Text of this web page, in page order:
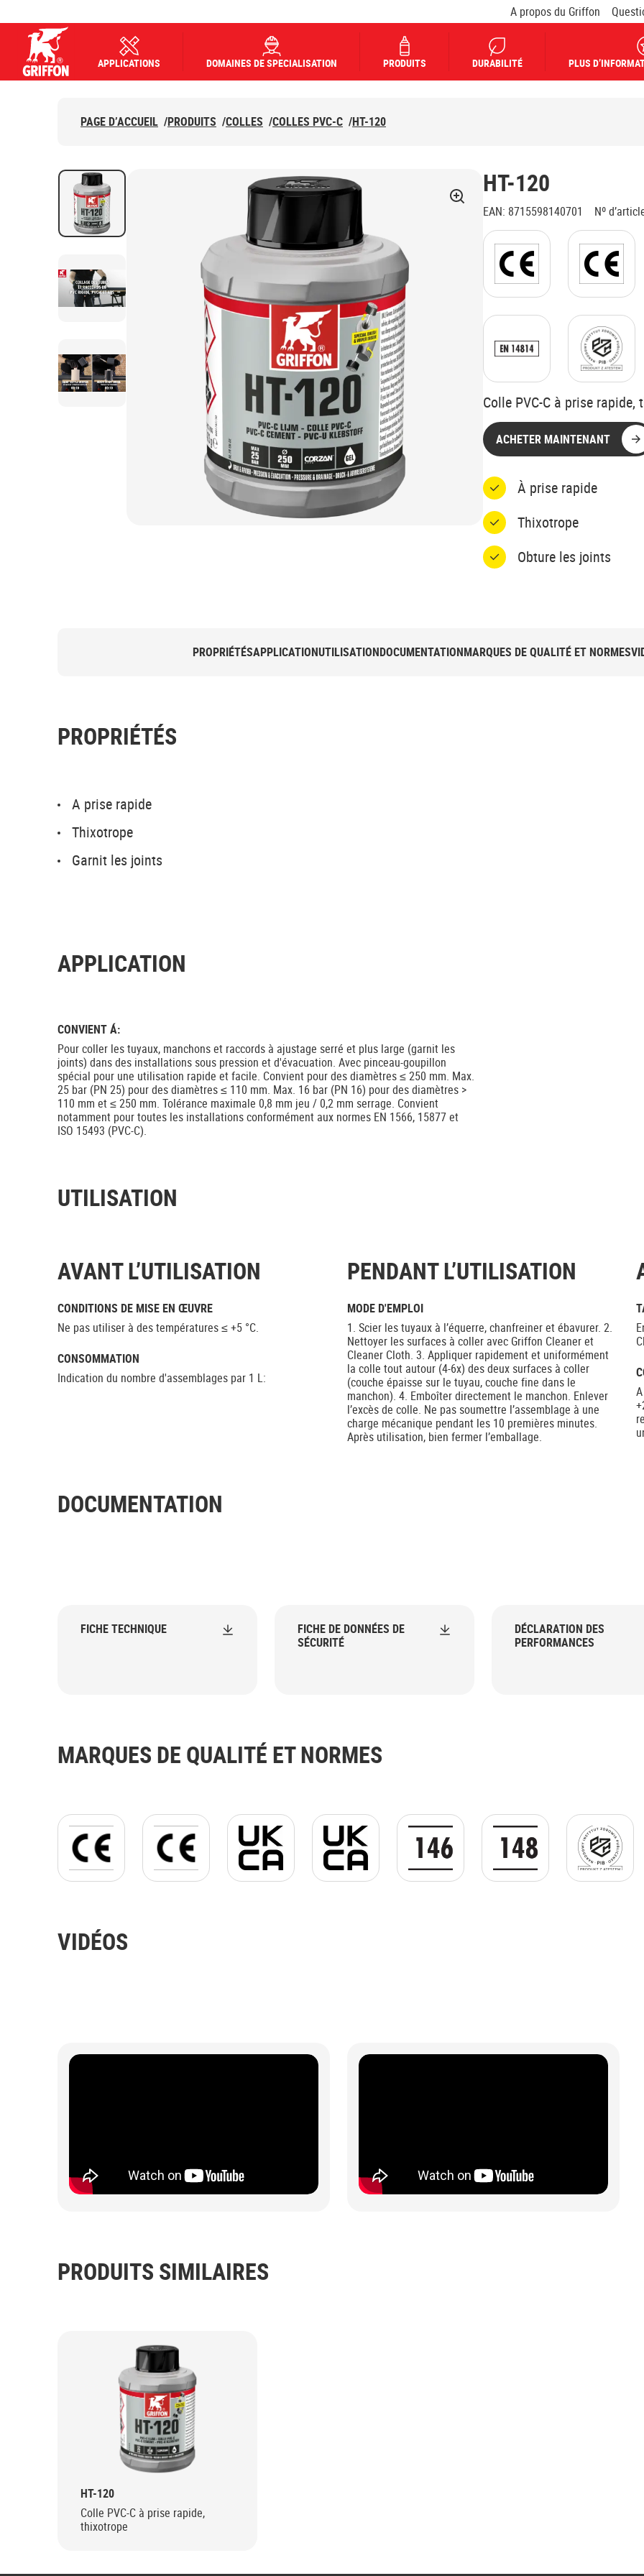
A propos du Griffon
APPLICATIONS DOMAINES DE SPECIALISATION PRODUITS DURABILITÉ PLUS
PAGE D’ACCUEIL /PRODUITS /COLLES /COLLES PVC-C /HT-120
HT-120
EAN: 8715598140701 Nº
Colle PVC-C à prise rapide,
ACHETER MAINTENANT
À prise rapide
Thixotrope
Obture les joints
PROPRIÉTÉSAPPLICATIONUTILISATIONDOCUMENTATIONMARQUES DE QUALITÉ ET NORMES
PROPRIÉTÉS
A prise rapide
Thixotrope
Garnit les joints
APPLICATION
CONVIENT Á:
Pour coller les tuyaux, manchons et raccords à ajustage serré et plus large (garnit les
joints) dans des installations sous pression et d'évacuation. Avec pinceau-goupillon
spécial pour une utilisation rapide et facile. Convient pour des diamètres ≤ 250 mm. Max.
25 bar (PN 25) pour des diamètres ≤ 110 mm. Max. 16 bar (PN 16) pour des diamètres >
110 mm et ≤ 250 mm. Tolérance maximale 0,8 mm jeu / 0,2 mm serrage. Convient
notamment pour toutes les installations conformément aux normes EN 1566, 15877 et
ISO 15493 (PVC-C).
UTILISATION
AVANT L’UTILISATION
CONDITIONS DE MISE EN ŒUVRE
Ne pas utiliser à des températures ≤ +5 °C.
CONSOMMATION
Indication du nombre d'assemblages par 1 L:
PENDANT L’UTILISATION
MODE D'EMPLOI
1. Scier les tuyaux à l’équerre, chanfreiner et ébavurer. 2.
Nettoyer les surfaces à coller avec Griffon Cleaner et
Cleaner Cloth. 3. Appliquer rapidement et uniformément
la colle tout autour (4-6x) des deux surfaces à coller
(couche épaisse sur le tuyau, couche fine dans le
manchon). 4. Emboîter directement le manchon. Enlever
l’excès de colle. Ne pas soumettre l’assemblage à une
charge mécanique pendant les 10 premières minutes.
Après utilisation, bien fermer l’emballage.
DOCUMENTATION
FICHE TECHNIQUE
FICHE DE DONNÉES DE
SÉCURITÉ
DÉCLARATION DES
PERFORMANCES
MARQUES DE QUALITÉ ET NORMES
CE_logo_PNG_with_frame.pngCE_logo_PNG_with_frame.png
UKCA jpg.jpg UKCA jpg.jpg EN 14680 GIF.gifEN 14814 GIF.gifLogo PZH
VIDÉOS
PRODUITS SIMILAIRES
HT-120
Colle PVC-C à prise rapide,
thixotrope